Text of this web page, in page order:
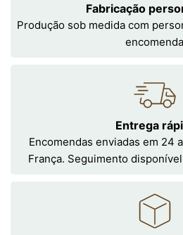
Fabricação
Produção sob medida com
Entrega
Encomendas enviadas em 24
França. Seguimento